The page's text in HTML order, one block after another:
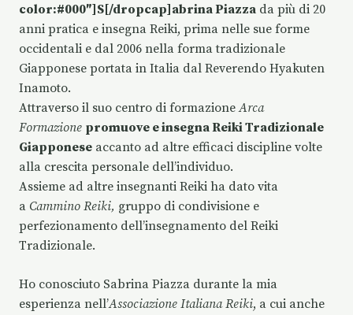
b
o
o
k
e
dI
n
te
r
l
s
A
p
p
ra
m
di
vi
di
color:#000″]S[/dropcap]abrina Piazza da più di 20
anni pratica e insegna Reiki, prima nelle sue forme
occidentali e dal 2006 nella forma tradizionale
Giapponese portata in Italia dal Reverendo Hyakuten
Inamoto.
Attraverso il suo centro di formazioneArca
Formazione promuove e insegna Reiki Tradizionale
Giapponese accanto ad altre efficaci discipline volte
alla crescita personale dell’individuo.
Assieme ad altre insegnanti Reiki ha dato vita
a Cammino Reiki, gruppo di condivisione e
perfezionamento dell’insegnamento del Reiki
Tradizionale.
Ho conosciuto Sabrina Piazza durante la mia
esperienza nell’Associazione Italiana Reiki, a cui anche